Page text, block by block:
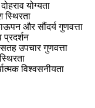
योग्यता
स्थिरता
और सौंदर्य गुणवत्ता
उपचार गुणवत्ता
विश्वसनीयता